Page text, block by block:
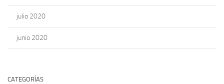
julio 2020
junio 2020
CATEGORÍAS